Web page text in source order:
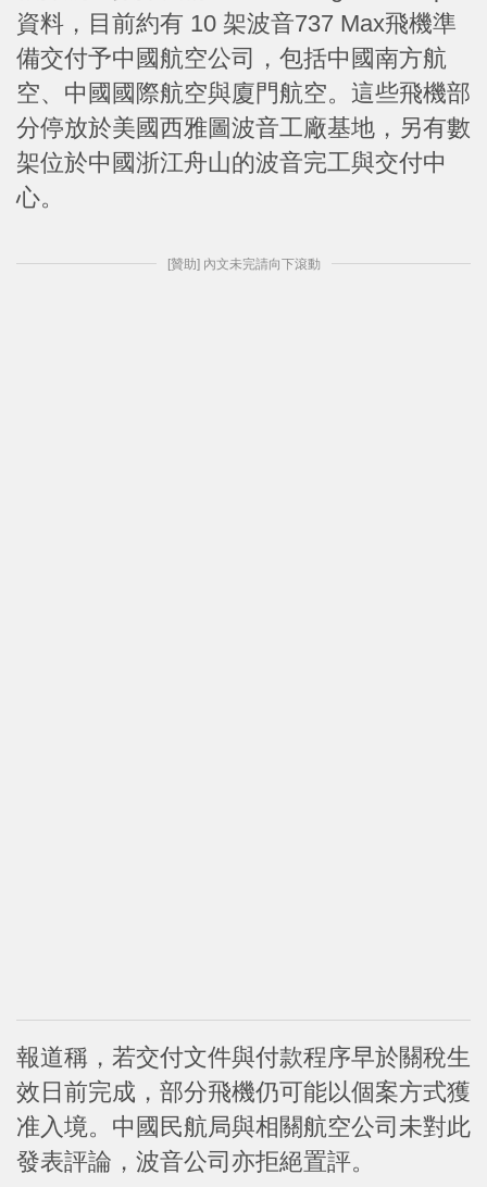
資料，目前約有 10 架波音737 Max飛機準
備交付予中國航空公司，包括中國南方航
空、中國國際航空與廈門航空。這些飛機部
分停放於美國西雅圖波音工廠基地，另有數
架位於中國浙江舟山的波音完工與交付中
心。
[贊助] 內文未完請向下滾動
報道稱，若交付文件與付款程序早於關稅生
效日前完成，部分飛機仍可能以個案方式獲
准入境。中國民航局與相關航空公司未對此
發表評論，波音公司亦拒絕置評。